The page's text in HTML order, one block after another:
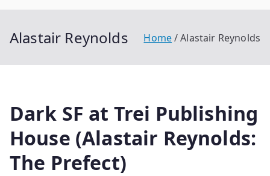
Alastair Reynolds Home Alastair Reynolds
Dark SF at Trei Publishing
House (Alastair Reynolds:
The Prefect)